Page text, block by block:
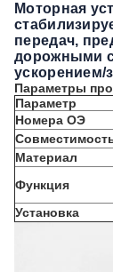
Моторная
передач,
дорожными
ускорением/
Параметры
Параметр
Номера ОЭ
Материал
Функция
Установка